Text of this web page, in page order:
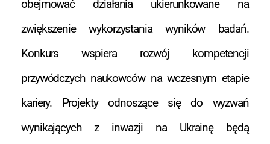
obejmować działania ukierunkowane na
zwiększenie wykorzystania wyników badań.
Konkurs wspiera rozwój kompetencji
przywódczych naukowców na wczesnym etapie
kariery. Projekty odnoszące się do wyzwań
wynikających z inwazji na Ukrainę będą